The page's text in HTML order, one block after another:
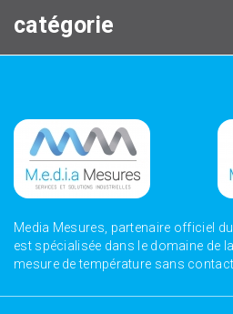
catégorie
Media Mesures, partenaire officiel du
est spécialisée dans le domaine de
mesure de température sans